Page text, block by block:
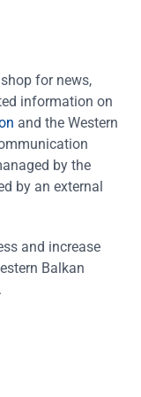
for news,
information on
and the Western
by the
by an external
and increase
Balkan